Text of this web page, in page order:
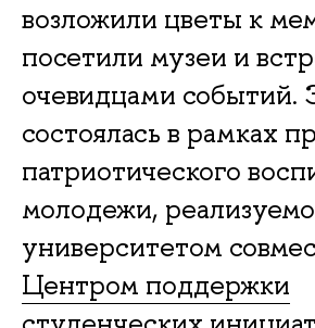
возложили цветы к
посетили музеи и
очевидцами событий.
состоялась в рамках
патриотического
молодежи,
университетом
Центром поддержки